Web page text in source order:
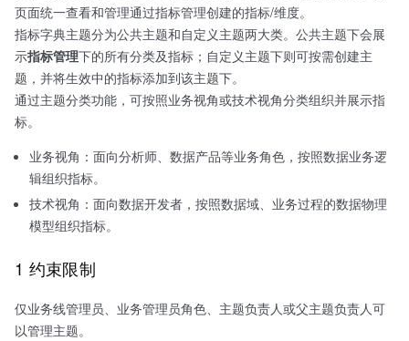
页面统一查看和管理通过指标管理创建的指标/维度。
指标字典主题分为公共主题和自定义主题两大类。公共主题下会展
示指标管理下的所有分类及指标；自定义主题下则可按需创建主
题，并将生效中的指标添加到该主题下。
通过主题分类功能，可按照业务视角或技术视角分类组织并展示指
标。
业务视角：面向分析师、数据产品等业务角色，按照数据业务逻
辑组织指标。
技术视角：面向数据开发者，按照数据域、业务过程的数据物理
模型组织指标。
1 约束限制
仅业务线管理员、业务管理员角色、主题负责人或父主题负责人可
以管理主题。